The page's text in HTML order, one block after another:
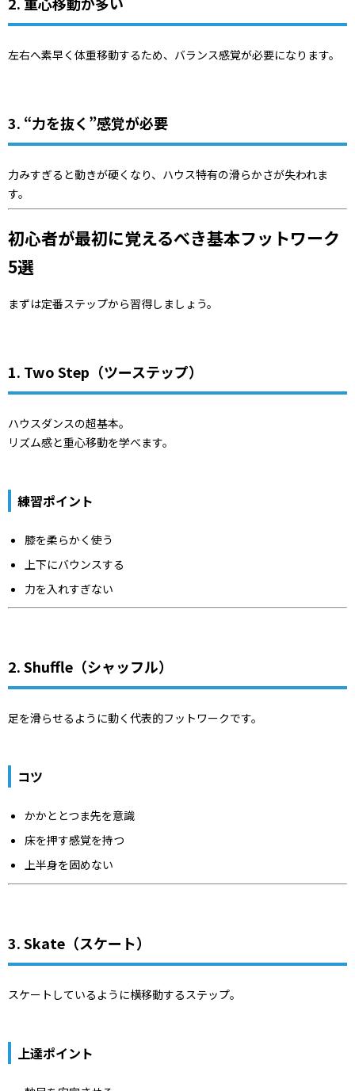
左右へ素早く体重移動するため、バランス感覚が必要になります。
3. “力を抜く”感覚が必要
力みすぎると動きが硬くなり、ハウス特有の滑らかさが失われま
す。
初心者が最初に覚えるべき基本フットワーク
5選
まずは定番ステップから習得しましょう。
1. Two Step（ツーステップ）
ハウスダンスの超基本。
リズム感と重心移動を学べます。
練習ポイント
膝を柔らかく使う
上下にバウンスする
力を入れすぎない
2. Shuffle（シャッフル）
足を滑らせるように動く代表的フットワークです。
コツ
かかととつま先を意識
床を押す感覚を持つ
上半身を固めない
3. Skate（スケート）
スケートしているように横移動するステップ。
上達ポイント